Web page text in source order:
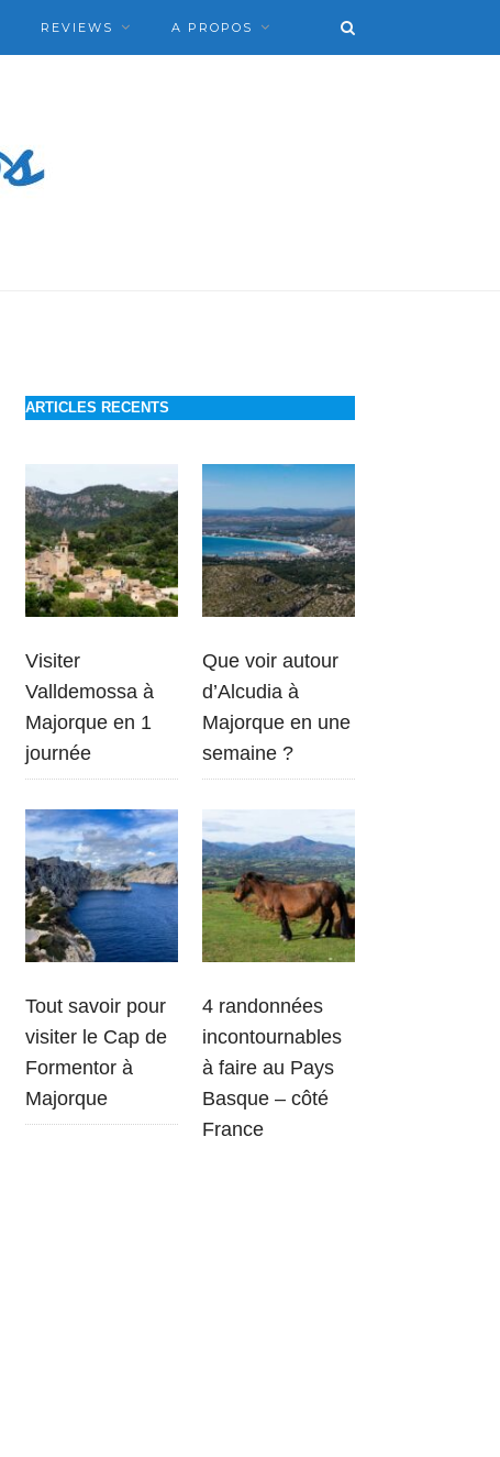
REVIEWS A PROPOS
ARTICLES RECENTS
Visiter
Valldemossa à
Majorque en 1
journée
Que voir autour
d’Alcudia à
Majorque en une
semaine ?
Tout savoir pour
visiter le Cap de
Formentor à
Majorque
4 randonnées
incontournables
à faire au Pays
Basque – côté
France